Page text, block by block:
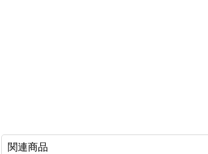
関連商品